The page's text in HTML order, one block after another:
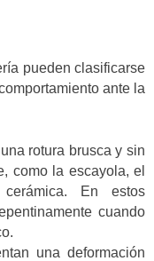
pueden clasificarse
ante la
rotura brusca y sin
como la escayola, el
En estos
cuando
una deformación